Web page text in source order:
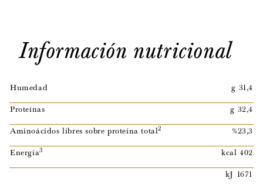
Información nutricional
Humedad
g 31,4
Proteínas
g 32,4
Aminoácidos libres sobre proteína total2
%23,3
Energía3
kcal 402
kJ 1671